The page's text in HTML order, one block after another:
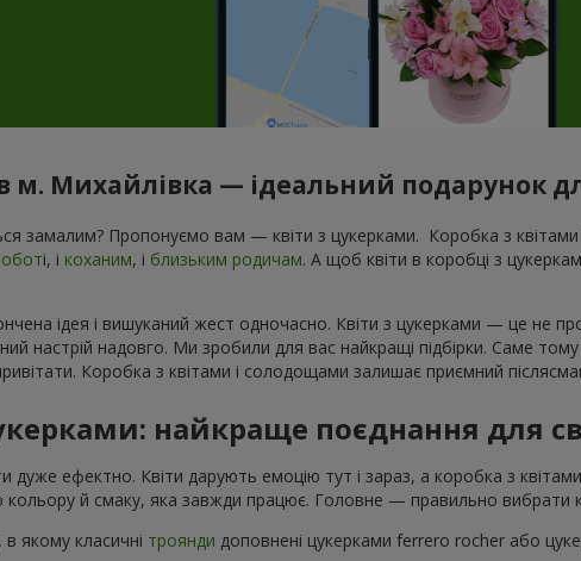
м. Михайлівка — ідеальний подарунок
замалим? Пропонуємо вам — квіти з цукерками. Коробка з
і, і коханим, і близьким родичам. А щоб квіти в коробці з
ідея і вишуканий жест одночасно. Квіти з цукерками — це не
настрій надовго. Ми зробили для вас найкращі підбірки. Саме тому
Коробка з квітами і солодощами залишає приємний
найкраще поєднання для
ефектно. Квіти дарують емоцію тут і зараз, а коробка з
й смаку, яка завжди працює. Головне — правильно вибрати
, в якому класичні троянди доповнені цукерками ferrero rocher або